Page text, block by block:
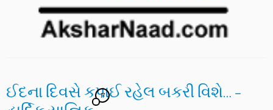
ઈદના દિવસે કપાઈ રહેલ બકરી વિશે… –
17